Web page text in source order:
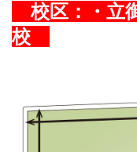
校区：
・立
校